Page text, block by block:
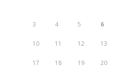
3 4 5 6
10 11 12 13
17 18 19 20